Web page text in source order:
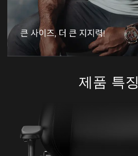
제품 특징